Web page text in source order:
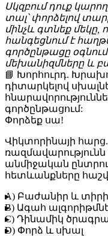
Սկզբում դուք
տալ՝ փորձելով
մինչև գտնեք
հանգեցնում է
գործընթացը
մեխանիզմները և
📘 Խորհուրդ.
դիտարկելով
գործընթացում:
Փորձեք սա!
Վիկտորինայի հարց
ռազմավարությունն
անմիջական
հետևանքները
A) Բաժանիր և
B) Ագահ
C) Դինամիկ
D) Փորձ և սխալ